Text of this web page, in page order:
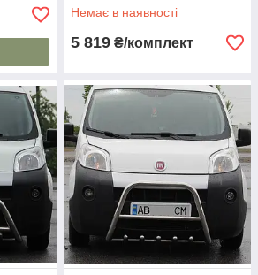
Немає в наявності
5 819 ₴/комплект